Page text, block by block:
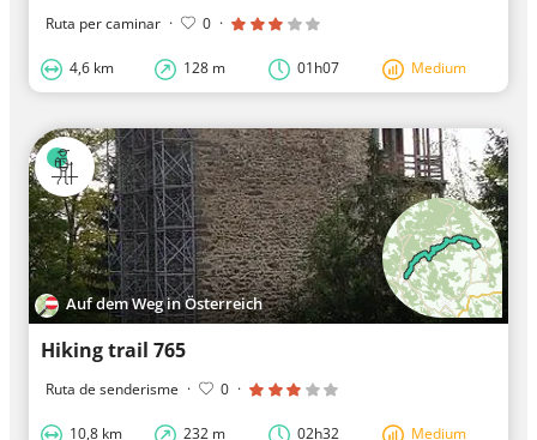
Ruta per caminar · 0 ·
4,6 km 128 m 01h07 Medium
Auf dem Weg in Österreich
Hiking trail 765
Ruta de senderisme · 0 ·
10,8 km 232 m 02h32 Medium